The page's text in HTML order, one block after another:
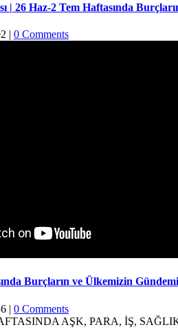
| 26 Haz-2 Tem Haftasında
| 0 Comments
Burçların ve Ülkemizin
| 0 Comments